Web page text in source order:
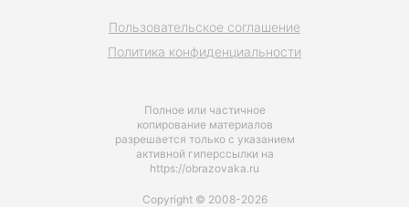
Полное или частичное
копирование материалов
разрешается только с указанием
активной гиперссылки на
https://obrazovaka.ru
Пользовательское соглашение
Политика конфиденциальности
Copyright © 2008-2026